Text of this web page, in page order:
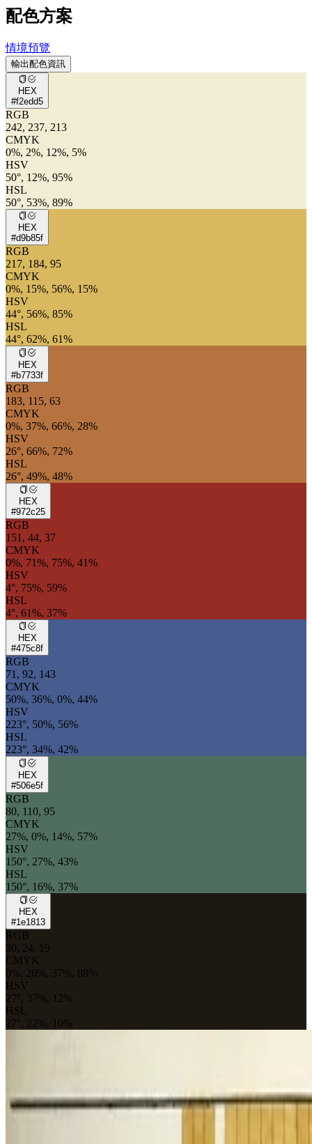
配色方案
情境預覽
輸出配色資訊
HEX
#f2edd5
RGB
242, 237, 213
CMYK
0%, 2%, 12%, 5%
HSV
50°, 12%, 95%
HSL
50°, 53%, 89%
HEX
#d9b85f
RGB
217, 184, 95
CMYK
0%, 15%, 56%, 15%
HSV
44°, 56%, 85%
HSL
44°, 62%, 61%
HEX
#b7733f
RGB
183, 115, 63
CMYK
0%, 37%, 66%, 28%
HSV
26°, 66%, 72%
HSL
26°, 49%, 48%
HEX
#972c25
RGB
151, 44, 37
CMYK
0%, 71%, 75%, 41%
HSV
4°, 75%, 59%
HSL
4°, 61%, 37%
HEX
#475c8f
RGB
71, 92, 143
CMYK
50%, 36%, 0%, 44%
HSV
223°, 50%, 56%
HSL
223°, 34%, 42%
HEX
#506e5f
RGB
80, 110, 95
CMYK
27%, 0%, 14%, 57%
HSV
150°, 27%, 43%
HSL
150°, 16%, 37%
HEX
#1e1813
RGB
30, 24, 19
CMYK
0%, 20%, 37%, 88%
HSV
27°, 37%, 12%
HSL
27°, 22%, 10%